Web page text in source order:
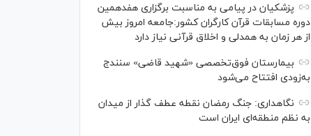
پزشکیان در پیامی به مناسبت برگزاری هفدهمین
دوره مسابقات قرآن کارگران کشور:جامعه امروز بیش
از هر زمان به همدلی و اخلاق قرآنی نیاز دارد
بیمارستان فوق‌تخصصی «شهید قاضی» سنندج
به‌زودی افتتاح می‌شود
نگاهداری: جنگ رمضان نقطه عطف گذار از میدان
به نظم منطقه‌ای ایران است